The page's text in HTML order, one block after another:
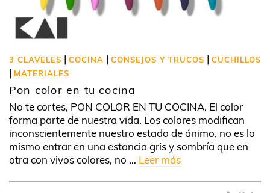
3 CLAVELES | COCINA | CONSEJOS Y TRUCOS | CUCHILLOS
| MATERIALES
Pon color en tu cocina
No te cortes, PON COLOR EN TU COCINA. El color
forma parte de nuestra vida. Los colores modifican
inconscientemente nuestro estado de ánimo, no es lo
mismo entrar en una estancia gris y sombría que en
otra con vivos colores, no … Leer más